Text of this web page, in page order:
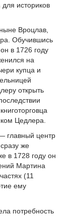
историков
Вроцлав,
Обучившись
в 1726 году
на
купца и
открыть
Цедлера.
главный центр
же
в 1728 году он
Мартина
(11
ему
потребность